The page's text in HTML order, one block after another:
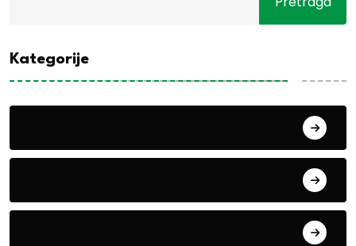
Kategorije